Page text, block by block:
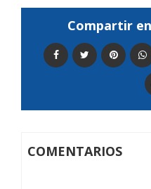
Compartir
COMENTARIOS